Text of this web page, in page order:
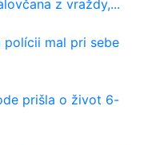
z vraždy,...
polícii mal pri sebe
prišla o život 6-